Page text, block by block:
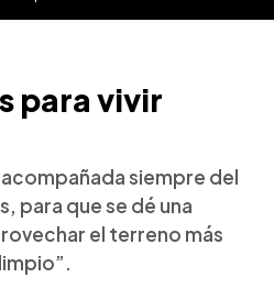
para vivir
siempre del
para que se dé una
el terreno más